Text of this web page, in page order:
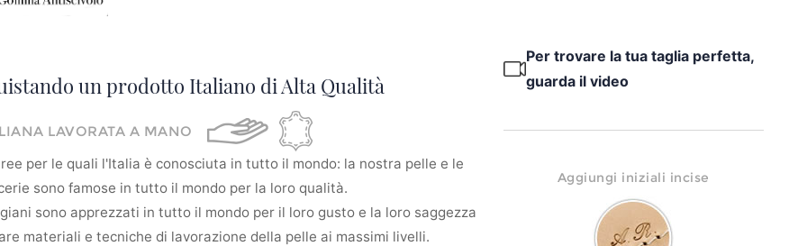
un prodotto Italiano di Alta Qualità
LAVORATA A MANO
per le quali l'Italia è conosciuta in tutto il mondo: la nostra pelle e le
sono famose in tutto il mondo per la loro qualità.
sono apprezzati in tutto il mondo per il loro gusto e la loro saggezza
materiali e tecniche di lavorazione della pelle ai massimi livelli.
Per trovare la tua taglia perfetta,
guarda il video
Aggiungi iniziali incise